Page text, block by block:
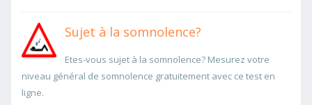
Sujet à la somnolence?
Etes-vous sujet à la somnolence? Mesurez votre
niveau général de somnolence gratuitement avec ce test en
ligne.